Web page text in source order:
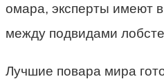
омара, эксперты имеют
между подвидами
Лучшие повара мира